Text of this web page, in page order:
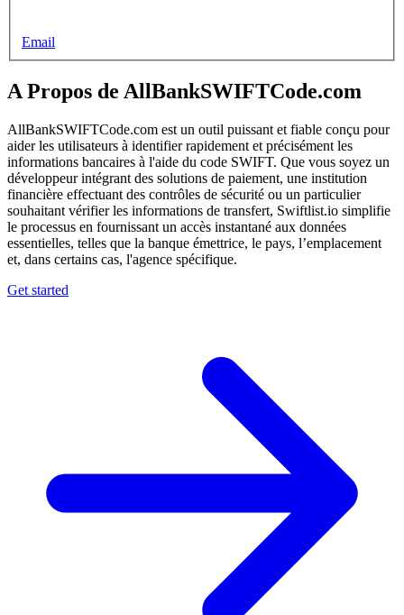
Email
A Propos de AllBankSWIFTCode.com
AllBankSWIFTCode.com est un outil puissant et fiable conçu pour
aider les utilisateurs à identifier rapidement et précisément les
informations bancaires à l'aide du code SWIFT. Que vous soyez un
développeur intégrant des solutions de paiement, une institution
financière effectuant des contrôles de sécurité ou un particulier
souhaitant vérifier les informations de transfert, Swiftlist.io simplifie
le processus en fournissant un accès instantané aux données
essentielles, telles que la banque émettrice, le pays, l’emplacement
et, dans certains cas, l'agence spécifique.
Get started